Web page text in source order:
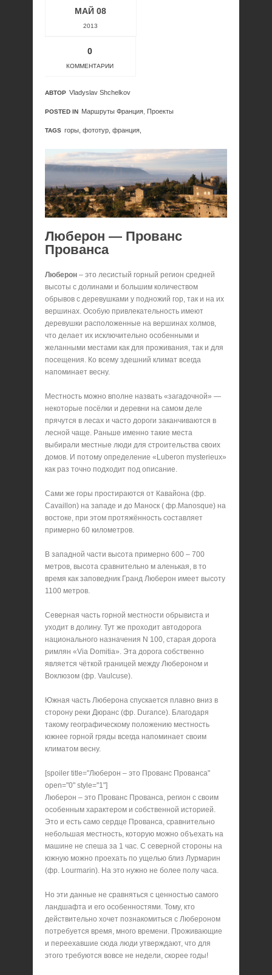
МАЙ 08
2013
0
КОММЕНТАРИИ
АВТОР Vladyslav Shchelkov
POSTED IN Маршруты Франция Проекты
TAGS горы, фототур, франция,
Люберон — Прованс
Прованса
Люберон – это лесистый горный регион средней
высоты с долинами и большим количеством
обрывов с деревушками у подножий гор, так и на их
вершинах. Особую привлекательность имеют
деревушки расположенные на вершинах холмов,
что делает их исключительно особенными и
желанными местами как для проживания, так и для
посещения. Ко всему здешний климат всегда
напоминает весну.
Местность можно вполне назвать «загадочной» —
некоторые посёлки и деревни на самом деле
прячутся в лесах и часто дороги заканчиваются в
лесной чаще. Раньше именно такие места
выбирали местные люди для строительства своих
домов. И потому определение «Luberon mysterieux»
как раз точно подходит под описание.
Сами же горы простираются от Кавайона (фр.
Cavaillon) на западе и до Маноск ( фр.Manosque) на
востоке, при этом протяжённость составляет
примерно 60 километров.
В западной части высота примерно 600 – 700
метров, высота сравнительно м аленькая, в то
время как заповедник Гранд Люберон имеет высоту
1100 метров.
Северная часть горной местности обрывиста и
уходит в долину. Тут же проходит автодорога
национального назначения N 100, старая дорога
римлян «Via Domitia». Эта дорога собственно
является чёткой границей между Любероном и
Воклюзом (фр. Vaulcuse).
Южная часть Люберона спускается плавно вниз в
сторону реки Дюранс (фр. Durance). Благодаря
такому географическому положению местность
южнее горной гряды всегда напоминает своим
климатом весну.
[spoiler title="Люберон – это Прованс Прованса"
open="0" style="1"]
Люберон – это Прованс Прованса, регион с своим
особенным характером и собственной историей.
Это и есть само сердце Прованса, сравнительно
небольшая местность, которую можно объехать на
машине не спеша за 1 час. С северной стороны на
южную можно проехать по ущелью близ Лурмарин
(фр. Lourmarin). На это нужно не более полу часа.
Но эти данные не сравняться с ценностью самого
ландшафта и его особенностями. Тому, кто
действительно хочет познакомиться с Любероном
потребуется время, много времени. Проживающие
и переехавшие сюда люди утверждают, что для
этого требуются вовсе не недели, скорее годы!